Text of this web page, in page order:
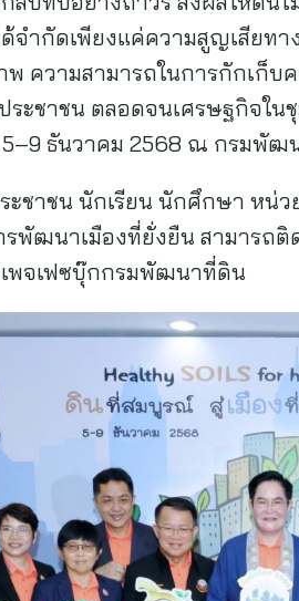
จำกัดเพียงแค่ความสูญเสียท
ความสามารถในการกักเก็บ
ะชาชน ตลอดจนเศรษฐกิจใ
ธันวาคม 2568 ณ กรมพัฒ
าชน นักเรียน นักศึกษา หน่วย
พัฒนาเมืองที่ยั่งยืน สามารถ
เพจเฟซบุ๊กกรมพัฒนาที่ดิน